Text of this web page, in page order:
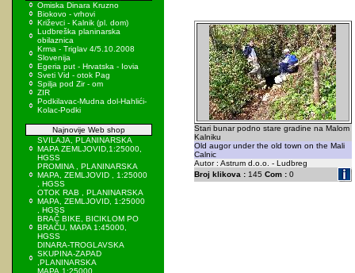
Omiska Dinara Kruzno
Biokovo - vrhovi
Križevci - Kalnik (pl. dom)
Ludbreška planinarska
obilaznica
Krma - Triglav 4/5.10.2008
Slovenija
Egeria put - Hrvatska - Iovia
Sveti Vid - otok Pag
Spilja pod Zir - om
ZIR
Podkilavac-Mudna dol-Hahlići-
Kolac-Podki
Najnovije Web shop
SVILAJA, PLANINARSKA
MAPA ZEMLJOVID,1:25000,
HGSS
PROMINA , PLANINARSKA
MAPA, ZEMLJOVID , 1:25000
, HGSS
OTOK RAB , PLANINARSKA
MAPA, ZEMLJOVID, 1:25000
, HGSS
BRAČ BIKE, BICIKLOM PO
BRAČU, MAPA 1:45000,
HGSS
DINARA-TROGLAVSKA
SKUPINA-ZAPAD
,PLANINARSKA
MAPA,1:25000
Stari bunar podno stare gradine na Malom
Kalniku
Old augor under the old town on the Mali
Calnic
Autor : Astrum d.o.o. - Ludbreg
Broj klikova :145 Com :0